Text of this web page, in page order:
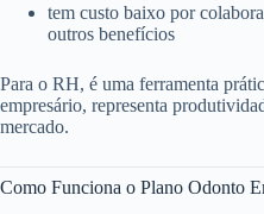
tem custo baixo por
outros benefícios
Para o RH, é uma ferramenta
empresário, representa
mercado.
Como Funciona o Plano Odonto